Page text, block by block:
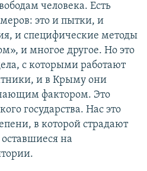
человека. Есть
это и пытки, и
и специфические методы
и многое другое. Но это
с которыми работают
и в Крыму они
фактором. Это
государства. Нас это
в которой страдают
на